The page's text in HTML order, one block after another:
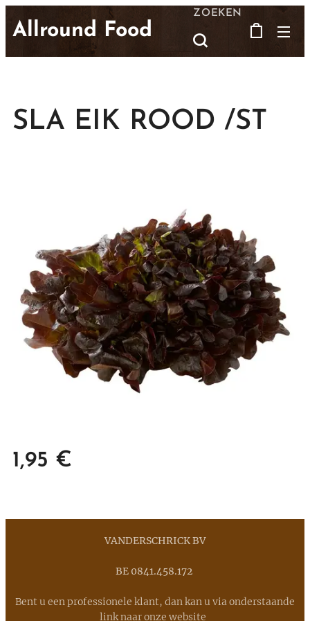
Allround Food
ZOEKEN
SLA EIK ROOD /ST
1,95 €
VANDERSCHRICK BV
BE 0841.458.172
Bent u een professionele klant, dan kan u via onderstaande
link naar onze website